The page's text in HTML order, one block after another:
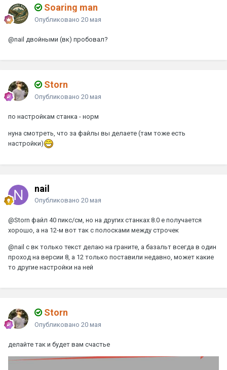
Soaring man
Опубликовано 20 мая
@nail двойными (вк) пробовал?
Storn
Опубликовано 20 мая
по настройкам станка - норм
нуна смотреть, что за файлы вы делаете (там тоже есть
настройки)
nail
Опубликовано 20 мая
@Storn файл 40 пикс/см, но на других станках 8.0 e получается
хорошо, а на 12-м вот так с полосками между строчек
@nail с вк только текст делаю на граните, а базальт всегда в один
проход на версии 8, а 12 только поставили недавно, может какие
то другие настройки на ней
Storn
Опубликовано 20 мая
делайте так и будет вам счастье